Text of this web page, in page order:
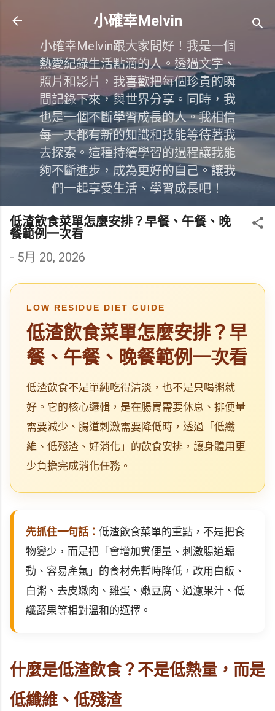
跳到主要內容
小確幸Melvin
小確幸Melvin跟大家問好！我是一個
熱愛紀錄生活點滴的人。透過文字、
照片和影片，我喜歡把每個珍貴的瞬
間記錄下來，與世界分享。同時，我
也是一個不斷學習成長的人。我相信
每一天都有新的知識和技能等待著我
去探索。這種持續學習的過程讓我能
夠不斷進步，成為更好的自己。讓我
們一起享受生活、學習成長吧！
低渣飲食菜單怎麼安排？早餐、午餐、晚
餐範例一次看
- 5月 20, 2026
LOW RESIDUE DIET GUIDE
低渣飲食菜單怎麼安排？早
餐、午餐、晚餐範例一次看
低渣飲食不是單純吃得清淡，也不是只喝粥就
好。它的核心邏輯，是在腸胃需要休息、排便量
需要減少、腸道刺激需要降低時，透過「低纖
維、低殘渣、好消化」的飲食安排，讓身體用更
少負擔完成消化任務。
先抓住一句話： 低渣飲食菜單的重點，不是把食
物變少，而是把「會增加糞便量、刺激腸道蠕
動、容易產氣」的食材先暫時降低，改用白飯、
白粥、去皮嫩肉、雞蛋、嫩豆腐、過濾果汁、低
纖蔬果等相對溫和的選擇。
什麼是低渣飲食？不是低熱量，而是
低纖維、低殘渣